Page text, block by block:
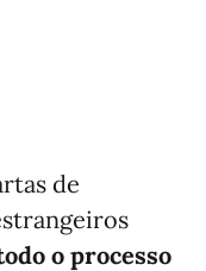
de
o processo